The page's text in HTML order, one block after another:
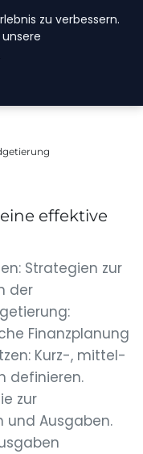
JOBS
effektive
Strategien zur
der
Finanzplanung
Kurz-, mittel-
definieren.
zur
und Ausgaben.
zu verbessern.